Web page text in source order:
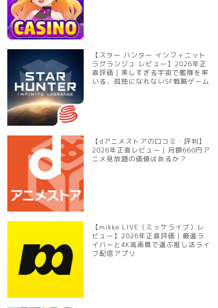
【スター ハンター インフィニット
ラグランジュ レビュー】2026年正
直評価｜美しすぎる宇宙で艦隊を率
いる、孤独になれないSF戦略ゲーム
【dアニメストアの口コミ・評判】
2026年正直レビュー｜月額660円ア
ニメ見放題の価値はあるか？
【mikke LIVE（ミッケライブ）レ
ビュー】2026年正直評価｜厳選ラ
イバーと4K高画質で選ぶ推し活ライ
ブ配信アプリ